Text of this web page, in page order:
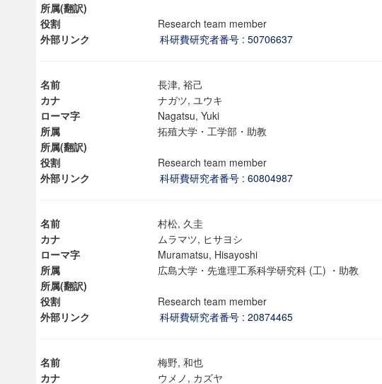
所属(翻訳)
役割
Research team member
外部リンク
科研費研究者番号 : 50706637
名前
長津, 裕己
カナ
ナガツ, ユウキ
ローマ字
Nagatsu, Yuki
所属
拓殖大学・工学部・助教
所属(翻訳)
役割
Research team member
外部リンク
科研費研究者番号 : 60804987
名前
村松, 久圭
カナ
ムラマツ, ヒサヨシ
ローマ字
Muramatsu, Hisayoshi
所属
広島大学・先進理工系科学研究科 (工) ・助教
所属(翻訳)
役割
Research team member
外部リンク
科研費研究者番号 : 20874465
名前
梅野, 和也
カナ
ウメノ, カズヤ